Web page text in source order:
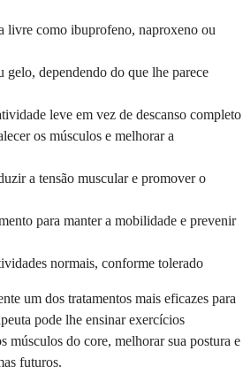
livre como ibuprofeno, naproxeno ou
gelo, dependendo do que lhe parece
leve em vez de descanso completo
os músculos e melhorar a
a tensão muscular e promover o
para manter a mobilidade e prevenir
normais, conforme tolerado
um dos tratamentos mais eficazes para
pode lhe ensinar exercícios
músculos do core, melhorar sua postura e
futuros.